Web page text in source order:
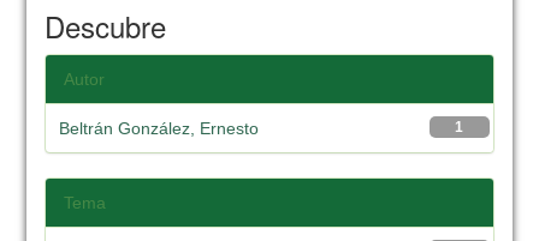
Descubre
Autor
1
Beltrán González, Ernesto
Tema